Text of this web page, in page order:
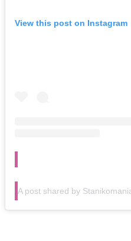
View this post on Instagram
A post shared by